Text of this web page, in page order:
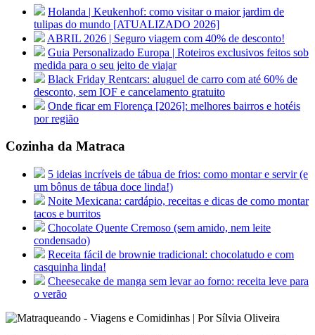
Holanda | Keukenhof: como visitar o maior jardim de
tulipas do mundo [ATUALIZADO 2026]
ABRIL 2026 | Seguro viagem com 40% de desconto!
Guia Personalizado Europa | Roteiros exclusivos feitos sob
medida para o seu jeito de viajar
Black Friday Rentcars: aluguel de carro com até 60% de
desconto, sem IOF e cancelamento gratuito
Onde ficar em Florença [2026]: melhores bairros e hotéis
por região
Cozinha da Matraca
5 ideias incríveis de tábua de frios: como montar e servir (e
um bônus de tábua doce linda!)
Noite Mexicana: cardápio, receitas e dicas de como montar
tacos e burritos
Chocolate Quente Cremoso (sem amido, nem leite
condensado)
Receita fácil de brownie tradicional: chocolatudo e com
casquinha linda!
Cheesecake de manga sem levar ao forno: receita leve para
o verão